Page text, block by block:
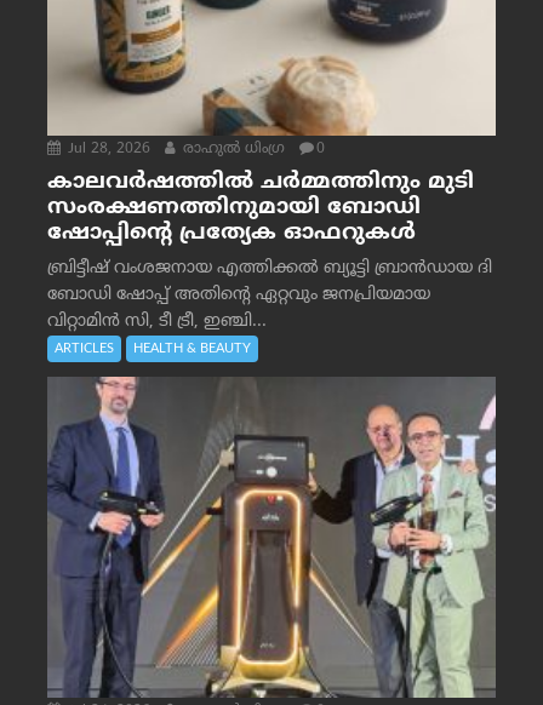
Jul 28, 2026 രാഹുല്‍ ധിംഗ്ര 0
കാലവർഷത്തിൽ ചർമ്മത്തിനും മുടി
സംരക്ഷണത്തിനുമായി ബോഡി
ഷോപ്പിന്റെ പ്രത്യേക ഓഫറുകൾ
ബ്രിട്ടീഷ് വംശജനായ എത്തിക്കൽ ബ്യൂട്ടി ബ്രാൻഡായ ദി
ബോഡി ഷോപ്പ് അതിന്റെ ഏറ്റവും ജനപ്രിയമായ
വിറ്റാമിൻ സി, ടീ ട്രീ, ഇഞ്ചി...
ARTICLES HEALTH & BEAUTY